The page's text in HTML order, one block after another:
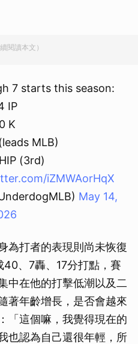
閱讀本文）
7 starts this season:
IP
K
MLB)
(3rd)
iZMWAorHqX
May 14,
為打者的表現則尚未恢復
、7轟、17分打點，賽
中在他的打擊低潮以及二
著年齡增長，是否會越來
「這個嘛，我覺得現在的
也認為自己還很年輕，所